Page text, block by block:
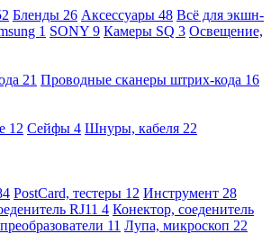
Бленды 26 Аксессуары 48 Всё для экшн-
1 SONY 9 Камеры SQ 3 Освещение,
21 Проводные сканеры штрих-кода 16
12 Сейфы 4 Шнуры, кабеля 22
PostCard, тестеры 12 Инструмент 28
RJ11 4 Конектор, соеденитель
11 Лупа, микроскоп 22